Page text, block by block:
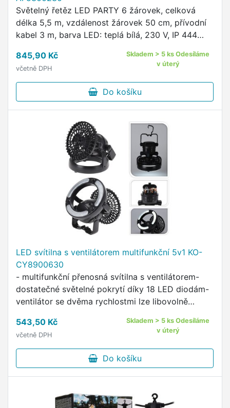
Světelný řetěz LED PARTY 6 žárovek, celková
délka 5,5 m, vzdálenost žárovek 50 cm, přívodní
kabel 3 m, barva LED: teplá bílá, 230 V, IP 444
845,90 Kč
včetně DPH
Skladem > 5 ks Odesíláme
v úterý
Do košíku
LED svítilna s ventilátorem multifunkční 5v1 KO-
CY8900630
- multifunkční přenosná svítilna s ventilátorem-
dostatečné světelné pokrytí díky 18 LED diodám-
ventilátor se dvěma rychlostmi lze libovolně
zavěšení i na …
543,50 Kč
včetně DPH
Skladem > 5 ks Odesíláme
v úterý
Do košíku